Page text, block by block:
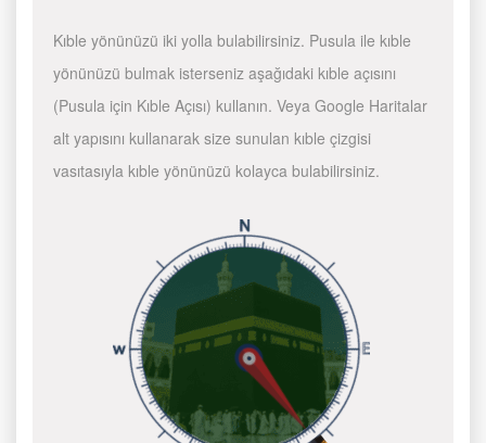
Kıble yönünüzü iki yolla bulabilirsiniz. Pusula ile kıble
yönünüzü bulmak isterseniz aşağıdaki kıble açısını
(Pusula için Kıble Açısı) kullanın. Veya Google Haritalar
alt yapısını kullanarak size sunulan kıble çizgisi
vasıtasıyla kıble yönünüzü kolayca bulabilirsiniz.